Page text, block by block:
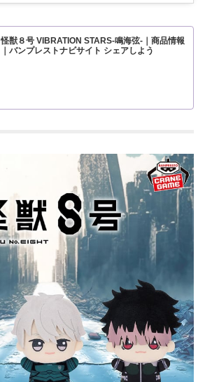
怪獣８号 VIBRATION STARS-鳴海弦-｜商品情報
｜バンプレストナビサイト シェアしよう